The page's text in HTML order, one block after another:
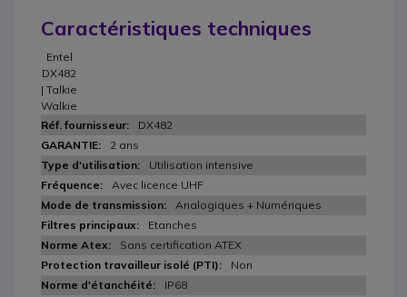
Caractéristiques techniques
Entel
DX482
| Talkie
Walkie
DX482
2 ans
Utilisation intensive
Avec licence UHF
Analogiques + Numériques
Etanches
Sans certification ATEX
Non
IP68